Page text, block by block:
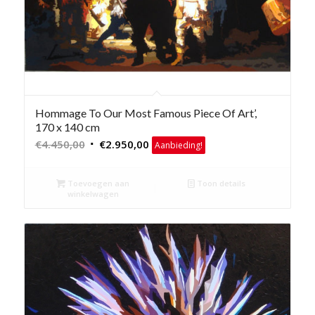
Hommage To Our Most Famous Piece Of Art’,
170 x 140 cm
€4.450,00 Oorspronkelijke
€4.450,00.
€2.950,00Huidige
prijs
€2.950,00.
Aanbieding!
Toevoegen aan
winkelwagen
Toon details